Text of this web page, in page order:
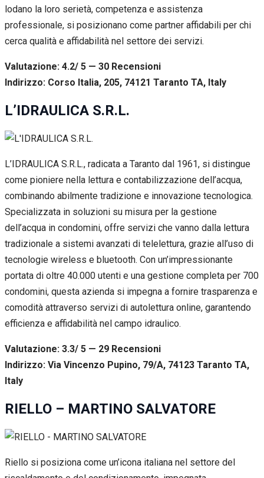
lodano la loro serietà, competenza e assistenza
professionale, si posizionano come partner affidabili per chi
cerca qualità e affidabilità nel settore dei servizi.
Valutazione: 4.2/ 5 — 30 Recensioni
Indirizzo: Corso Italia, 205, 74121 Taranto TA, Italy
L’IDRAULICA S.R.L.
L’IDRAULICA S.R.L., radicata a Taranto dal 1961, si distingue
come pioniere nella lettura e contabilizzazione dell’acqua,
combinando abilmente tradizione e innovazione tecnologica.
Specializzata in soluzioni su misura per la gestione
dell’acqua in condomini, offre servizi che vanno dalla lettura
tradizionale a sistemi avanzati di telelettura, grazie all’uso di
tecnologie wireless e bluetooth. Con un’impressionante
portata di oltre 40.000 utenti e una gestione completa per 700
condomini, questa azienda si impegna a fornire trasparenza e
comodità attraverso servizi di autolettura online, garantendo
efficienza e affidabilità nel campo idraulico.
Valutazione: 3.3/ 5 — 29 Recensioni
Indirizzo: Via Vincenzo Pupino, 79/A, 74123 Taranto TA,
Italy
RIELLO – MARTINO SALVATORE
Riello si posiziona come un’icona italiana nel settore del